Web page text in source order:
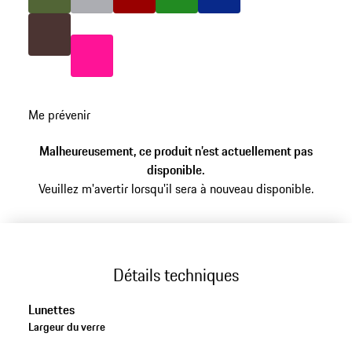
Couleur
Olive Green
Couleur
Couleur Brun
aux
(Couleur)
Me prévenir
Malheureusement, ce produit n’est actuellement pas
disponible.
Veuillez m'avertir lorsqu'il sera à nouveau disponible.
Détails techniques
Lunettes
Largeur du verre